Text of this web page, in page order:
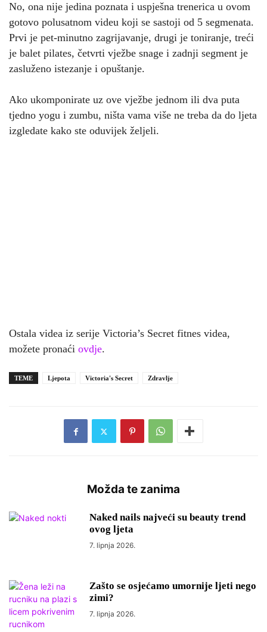
No, ona nije jedina poznata i uspješna trenerica u ovom
gotovo polusatnom videu koji se sastoji od 5 segmenata.
Prvi je pet-minutno zagrijavanje, drugi je toniranje, treći
je balet pilates, četvrti vježbe snage i zadnji segment je
zasluženo istezanje i opuštanje.
Ako ukomponirate uz ove vježbe jednom ili dva puta
tjedno yogu i zumbu, ništa vama više ne treba da do ljeta
izgledate kako ste oduvijek željeli.
Ostala videa iz serije Victoria’s Secret fitnes videa,
možete pronaći ovdje.
TEME Ljepota Victoria's Secret Zdravlje
Možda te zanima
Naked nails najveći su beauty trend
ovog ljeta
7. lipnja 2026.
Zašto se osjećamo umornije ljeti nego
zimi?
7. lipnja 2026.